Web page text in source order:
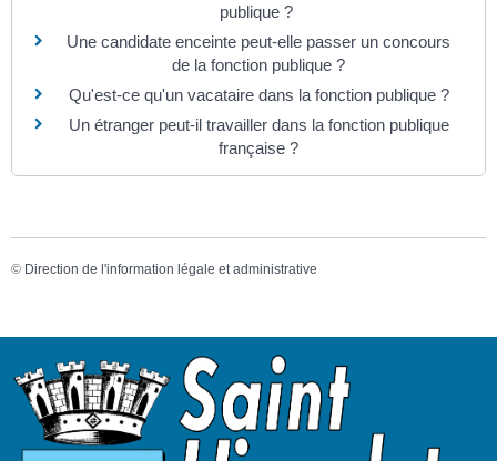
publique ?
Une candidate enceinte peut-elle passer un concours
de la fonction publique ?
Qu'est-ce qu'un vacataire dans la fonction publique ?
Un étranger peut-il travailler dans la fonction publique
française ?
© Direction de l'information légale et administrative